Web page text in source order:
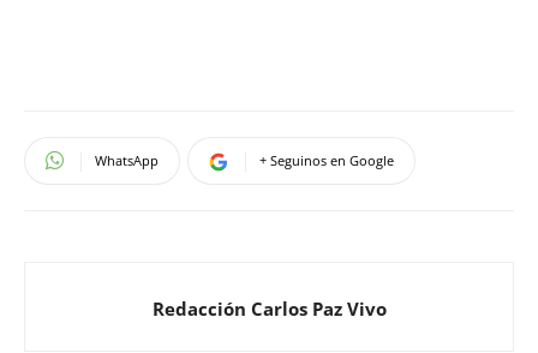
WhatsApp + Seguinos en Google
Redacción Carlos Paz Vivo